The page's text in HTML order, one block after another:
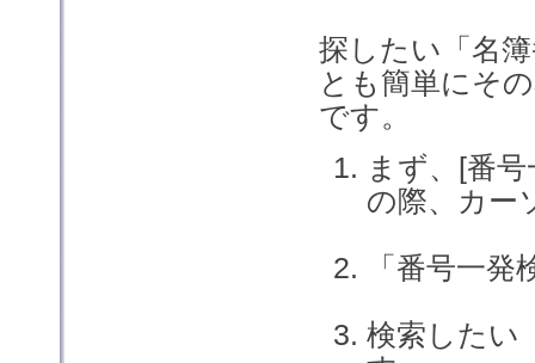
探したい「名
とも簡単にそ
です。
まず、[番
の際、カー
「番号一
検索したい